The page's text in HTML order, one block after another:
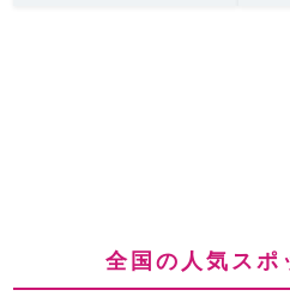
全国の人気スポ